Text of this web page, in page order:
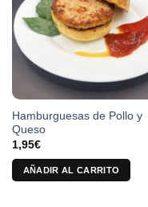
Hamburguesas de Pollo y
Queso
1,95€
AÑADIR AL CARRITO